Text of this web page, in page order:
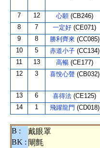
7 12 心願 (CB246)
8 7 一定好 (CE071)
9 8 勝利齊來 (CC085)
10 5 赤道小子 (CC134)
11 13 高暢 (CE177)
12 3 喜悅心聲 (CB032)
13 6 喜得法 (CE125)
14 1 飛躍龍門 (CD018)
B : 戴眼罩
BK : 閘氈